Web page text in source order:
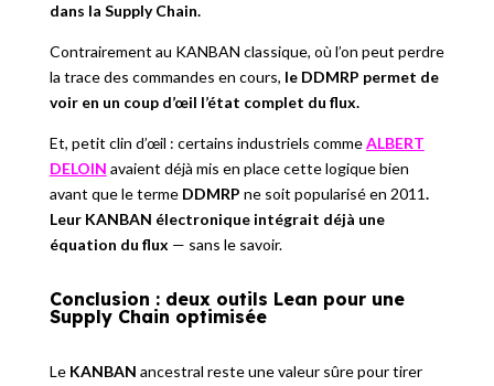
dans la Supply Chain.
Contrairement au KANBAN classique, où l’on peut perdre
la trace des commandes en cours, le DDMRP permet de
voir en un coup d’œil l’état complet du flux.
Et, petit clin d’œil : certains industriels commeALBERT
DELOIN avaient déjà mis en place cette logique bien
avant que le termeDDMRP ne soit popularisé en 2011.
Leur KANBAN électronique intégrait déjà une
équation du flux — sans le savoir.
Conclusion : deux outils Lean pour une
Supply Chain optimisée
Le KANBAN ancestral reste une valeur sûre pour tirer